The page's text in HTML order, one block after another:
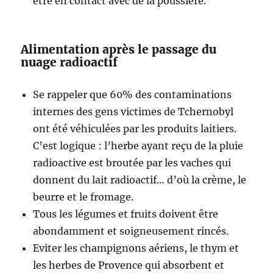
Alimentation après le passage du
nuage radioactif
Se rappeler que 60% des contaminations
internes des gens victimes de Tchernobyl
ont été véhiculées par les produits laitiers.
C’est logique : l’herbe ayant reçu de la pluie
radioactive est broutée par les vaches qui
donnent du lait radioactif… d’où la crème, le
beurre et le fromage.
Tous les légumes et fruits doivent être
abondamment et soigneusement rincés.
Eviter les champignons aériens, le thym et
les herbes de Provence qui absorbent et